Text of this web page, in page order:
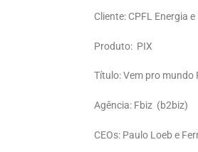
Cliente: CPFL Energia e
Produto: PIX
Título: Vem pro mundo
Agência: Fbiz (b2biz)
CEOs: Paulo Loeb e